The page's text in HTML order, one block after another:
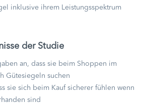
inklusive ihrem Leistungsspektrum
der Studie
an, dass sie beim Shoppen im
Gütesiegeln suchen
sie sich beim Kauf sicherer fühlen wenn
sind